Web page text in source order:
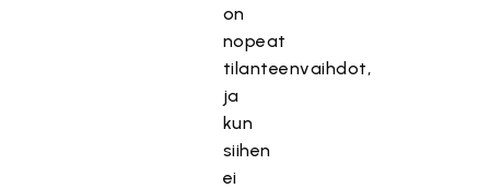
on
nopeat
tilanteenvaihdot,
ja
kun
siihen
ei